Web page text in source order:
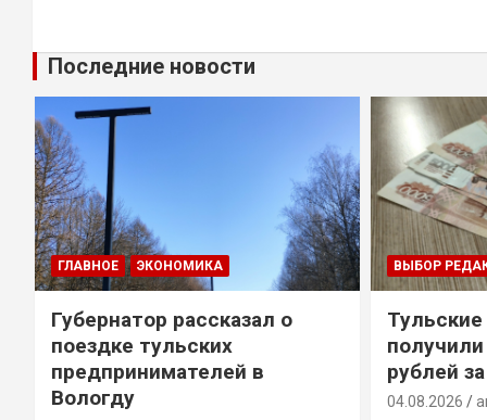
Последние новости
ГЛАВНОЕ ЭКОНОМИКА
Губернатор рассказал о
поездке тульских
предпринимателей в
Вологду
ВЫБОР
рублей
04.08.2026